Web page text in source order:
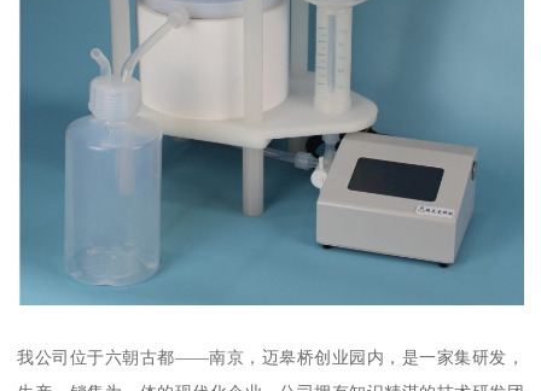
我公司位于六朝古都——南京，迈皋桥创业园内，是一家集研发，